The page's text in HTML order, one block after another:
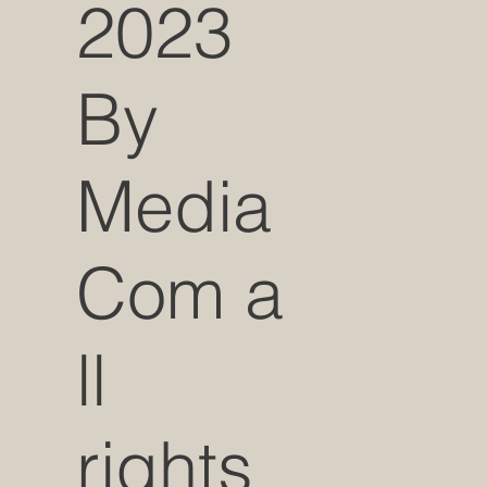
2023
By
Media
Com a
ll
rights